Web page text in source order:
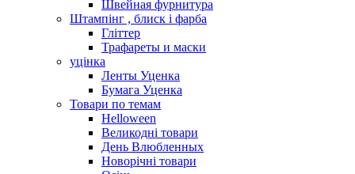
Швейная фурнитура
Штампінг , блиск і фарба
Гліттер
Трафареты и маски
уцінка
Ленты Уценка
Бумага Уценка
Товари по темам
Helloween
Великодні товари
День Влюбленных
Новорічні товари